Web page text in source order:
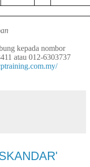
kepada nombor
atau 012-6303737